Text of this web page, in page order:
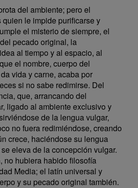
del ambiente; pero el
le impide purificarse y
el misterio de siempre, el
pecado original, la
al tiempo y al espacio, al
el nombre, cuerpo del
vida y carne, acaba por
si no sabe redimirse. Del
que, arrancando del
ligado al ambiente exclusivo y
de la lengua vulgar,
no fuera redimiéndose, creando
crece, haciéndose su lengua
eleva de la concepción vulgar.
no hubiera habido filosofía
Media; el latín universal y
y su pecado original también.